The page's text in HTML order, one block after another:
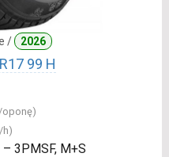
/ 2026
99 H
oponę)
h)
3PMSF, M+S